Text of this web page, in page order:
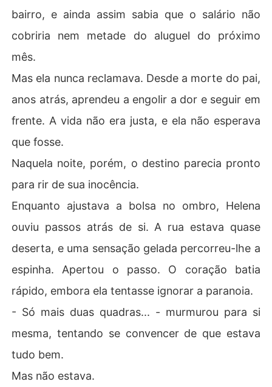
bairro, e ainda assim sabia que o salário não
cobriria nem metade do aluguel do próximo
mês.
Mas ela nunca reclamava. Desde a morte do pai,
anos atrás, aprendeu a engolir a dor e seguir em
frente. A vida não era justa, e ela não esperava
que fosse.
Naquela noite, porém, o destino parecia pronto
para rir de sua inocência.
Enquanto ajustava a bolsa no ombro, Helena
ouviu passos atrás de si. A rua estava quase
deserta, e uma sensação gelada percorreu-lhe a
espinha. Apertou o passo. O coração batia
rápido, embora ela tentasse ignorar a paranoia.
- Só mais duas quadras... - murmurou para si
mesma, tentando se convencer de que estava
tudo bem.
Mas não estava.